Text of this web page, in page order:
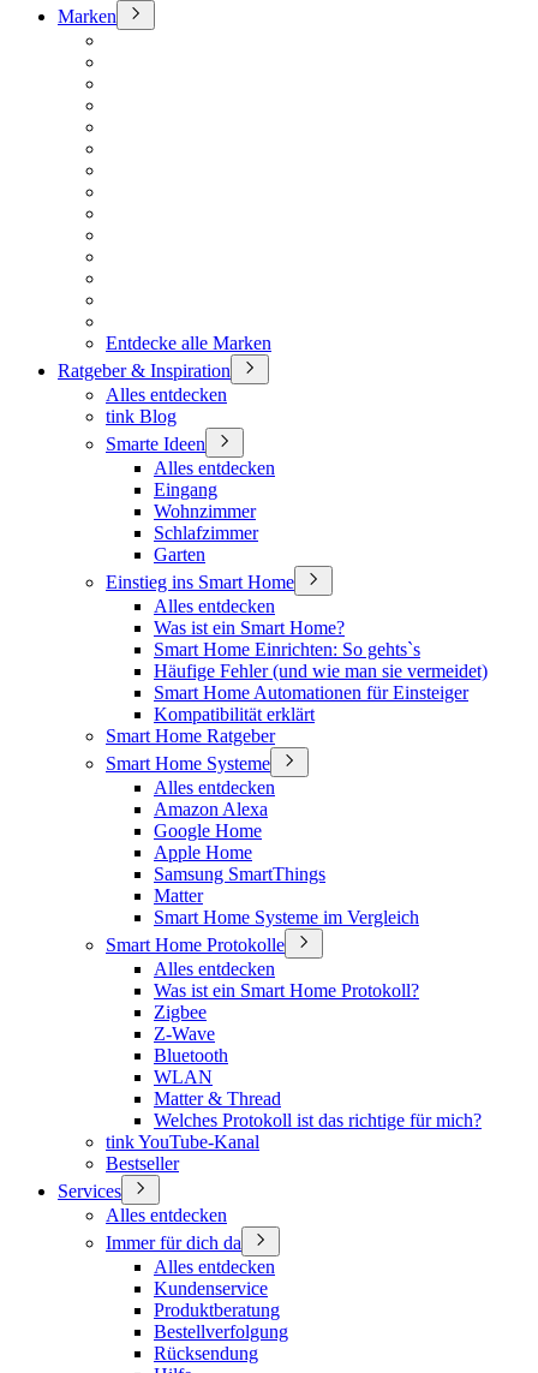
Marken
Entdecke alle Marken
Ratgeber & Inspiration
Alles entdecken
tink Blog
Smarte Ideen
Alles entdecken
Eingang
Wohnzimmer
Schlafzimmer
Garten
Einstieg ins Smart Home
Alles entdecken
Was ist ein Smart Home?
Smart Home Einrichten: So gehts`s
Häufige Fehler (und wie man sie vermeidet)
Smart Home Automationen für Einsteiger
Kompatibilität erklärt
Smart Home Ratgeber
Smart Home Systeme
Alles entdecken
Amazon Alexa
Google Home
Apple Home
Samsung SmartThings
Matter
Smart Home Systeme im Vergleich
Smart Home Protokolle
Alles entdecken
Was ist ein Smart Home Protokoll?
Zigbee
Z-Wave
Bluetooth
WLAN
Matter & Thread
Welches Protokoll ist das richtige für mich?
tink YouTube-Kanal
Bestseller
Services
Alles entdecken
Immer für dich da
Alles entdecken
Kundenservice
Produktberatung
Bestellverfolgung
Rücksendung